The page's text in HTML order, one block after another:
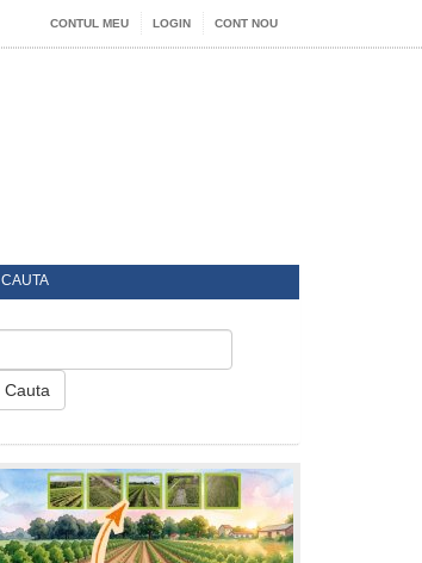
CONTUL MEU LOGIN CONT NOU
CAUTA
Cauta